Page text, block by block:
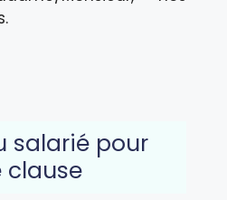
salarié pour
clause